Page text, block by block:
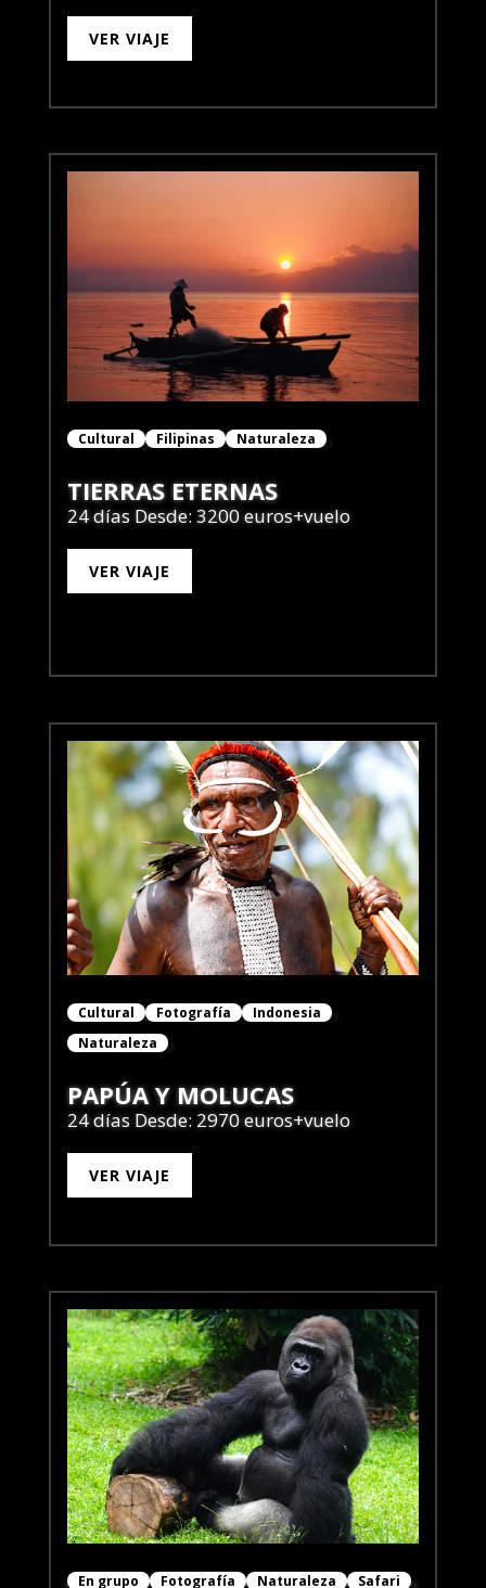
VER VIAJE
Cultural Filipinas Naturaleza
TIERRAS ETERNAS
24 días Desde: 3200 euros+vuelo
VER VIAJE
Cultural Fotografía
Indonesia
Naturaleza
PAPÚA Y MOLUCAS
24 días Desde: 2970 euros+vuelo
VER VIAJE
En grupo Fotografía Naturaleza Safari